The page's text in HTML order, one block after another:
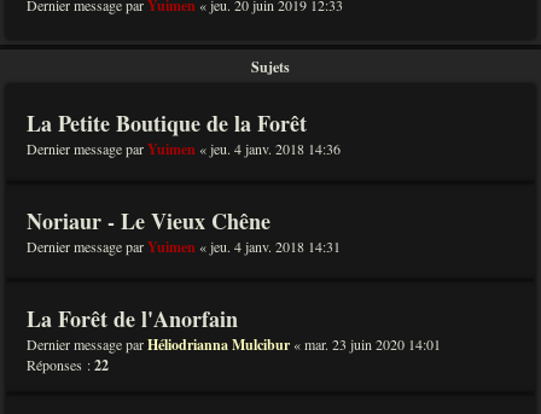
Dernier message parYuimen «jeu. 20 juin 2019 12:33
Sujets
La Petite Boutique de la Forêt
Dernier message parYuimen «jeu. 4 janv. 2018 14:36
Noriaur - Le Vieux Chêne
Dernier message parYuimen «jeu. 4 janv. 2018 14:31
La Forêt de l'Anorfain
Dernier message parHéliodrianna Mulcibur «mar. 23 juin 2020 14:01
Réponses :22